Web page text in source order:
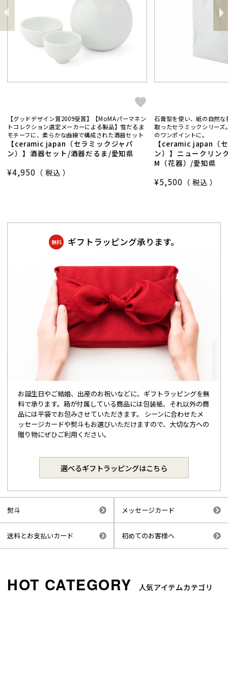
前
へ
【グッドデザイン賞2009受賞】【MoMAパーマネン
トコレクション選定メーカーによる製品】雪だるま
モチーフに、柔らかな曲線で構成された酒器セット
【ceramic japan（セラミックジャパ
ン）】酒器セット/酒器だるま/愛知県
¥4,950 税込
石膏型を使い、紙の自然
取ったセラミックシリー
のワンポイントに。
【ceramic japan（
ン）】ニュークリン
M（花器）/愛知県
¥5,500 税込
次
へ
無料 ギフトラッピング承ります。
お誕生日やご結婚、出産のお祝いなどに、ギフトラッピングを無
料で承ります。箱が付属している商品には包装紙、それ以外の商
品には平袋でお包みさせていただきます。 シーンに合わせたメ
ッセージカードや熨斗もお選びいただけますので、大切な方への
贈り物にぜひご利用ください。
選べるギフトラッピングはこちら
熨斗 メッセージカード
送料とお支払いカード 初めてのお客様へ
人気アイテムカテゴリ